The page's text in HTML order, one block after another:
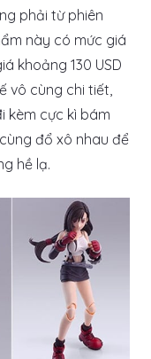
phải từ phiên
này có mức giá
khoảng 130 USD
vô cùng chi tiết,
kèm cực kì bám
đổ xô nhau để
hề lạ.